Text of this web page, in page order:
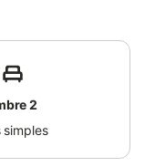
2
simples